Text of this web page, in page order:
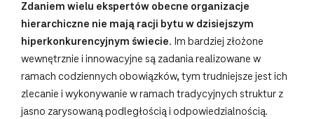
Zdaniem wielu ekspertów obecne organizacje
hierarchiczne nie mają racji bytu w dzisiejszym
hiperkonkurencyjnym świecie. Im bardziej złożone
wewnętrznie i innowacyjne są zadania realizowane w
ramach codziennych obowiązków, tym trudniejsze jest ich
zlecanie i wykonywanie w ramach tradycyjnych struktur z
jasno zarysowaną podległością i odpowiedzialnością.